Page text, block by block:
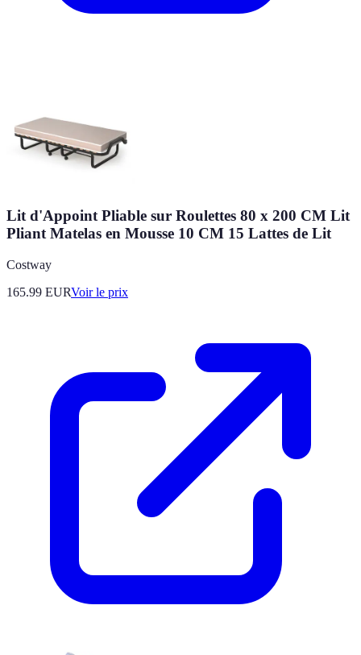
Lit d'Appoint Pliable sur Roulettes 80 x 200 CM Lit
Pliant Matelas en Mousse 10 CM 15 Lattes de Lit
Costway
165.99 EURVoir le prix